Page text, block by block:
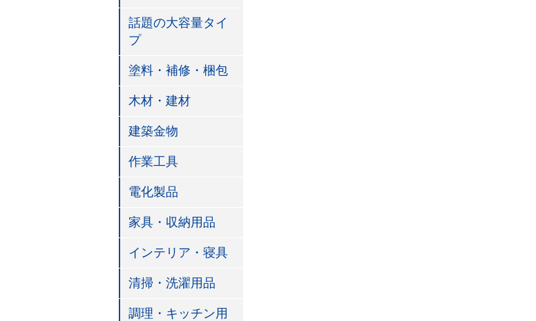
話題の大容量タイ
プ
塗料・補修・梱包
木材・建材
建築金物
作業工具
電化製品
家具・収納用品
インテリア・寝具
清掃・洗濯用品
調理・キッチン用